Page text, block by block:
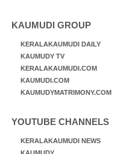
KAUMUDI GROUP
KERALAKAUMUDI DAILY
KAUMUDY TV
KERALAKAUMUDI.COM
KAUMUDI.COM
KAUMUDYMATRIMONY.COM
YOUTUBE CHANNELS
KERALAKAUMUDI NEWS